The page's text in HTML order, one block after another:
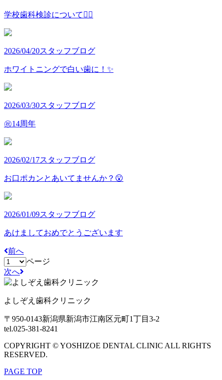
学校歯科検診について👩‍⚕️
2026/04/20スタッフブログ
ホワイトニングで白い歯に！✨
2026/03/30スタッフブログ
㊗️14周年
2026/02/17スタッフブログ
お口ポカンとあいてませんか？😮
2026/01/09スタッフブログ
あけましておめでとうございます
前へ
ページ
次へ
よしぞえ歯科クリニック
〒950-0143新潟県新潟市江南区元町1丁目3-2
tel.025-381-8241
COPYRIGHT © YOSHIZOE DENTAL CLINIC ALL RIGHTS
RESERVED.
PAGE TOP